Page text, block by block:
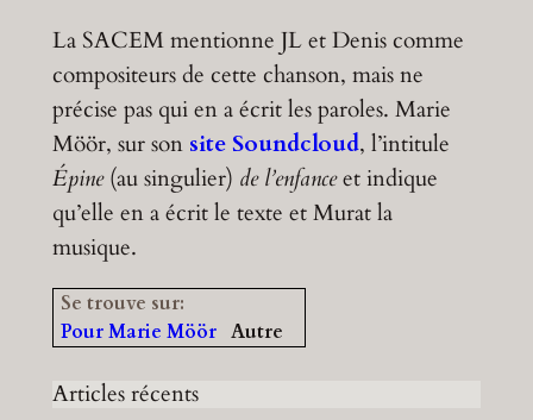
La SACEM mentionne JL et Denis comme
compositeurs de cette chanson, mais ne
précise pas qui en a écrit les paroles. Marie
Möör, sur son site Soundcloud, l’intitule
Épine(au singulier) de l’enfanceet indique
qu’elle en a écrit le texte et Murat la
musique.
Se trouve sur:
Pour Marie Möör Autre
Articles récents